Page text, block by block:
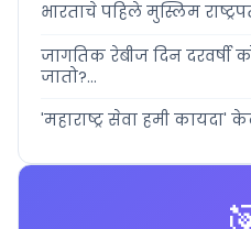
भारताचे पहिले मुस्लिम
जागतिक रेबीज दिन दरवर्षी
जातो?...
'महाराष्ट्र सेवा हमी कायदा'